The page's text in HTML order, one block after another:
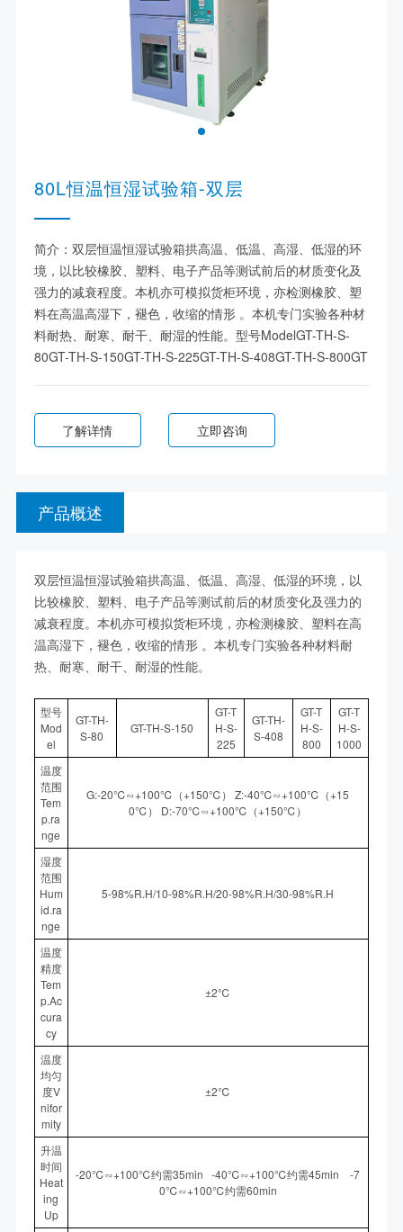
80L恒温恒湿试验箱-双层
简介：双层恒温恒湿试验箱拱高温、低温、高湿、低湿的环
境，以比较橡胶、塑料、电子产品等测试前后的材质变化及
强力的减衰程度。本机亦可模拟货柜环境，亦检测橡胶、塑
料在高温高湿下，褪色，收缩的情形 。本机专门实验各种材
料耐热、耐寒、耐干、耐湿的性能。型号ModelGT-TH-S-
80GT-TH-S-150GT-TH-S-225GT-TH-S-408GT-TH-S-800GT
了解详情 立即咨询
产品概述
双层恒温恒湿试验箱拱高温、低温、高湿、低湿的环境，以
比较橡胶、塑料、电子产品等测试前后的材质变化及强力的
减衰程度。本机亦可模拟货柜环境，亦检测橡胶、塑料在高
温高湿下，褪色，收缩的情形 。本机专门实验各种材料耐
热、耐寒、耐干、耐湿的性能。
型号
Mod
el
GT-TH-
S-80
GT-TH-S-150
GT-T
H-S-
225
GT-TH-
S-408
GT-T
H-S-
800
GT-T
H-S-
1000
温度
范围
Tem
p.ra
nge
G:-20℃∽+100℃（+150℃） Z:-40℃∽+100℃（+15
0℃） D:-70℃∽+100℃（+150℃）
湿度
范围
Hum
id.ra
nge
5-98%R.H/10-98%R.H/20-98%R.H/30-98%R.H
温度
精度
Tem
p.Ac
cura
cy
±2℃
温度
均匀
度V
nifor
mity
±2℃
升温
时间
Heat
ing
Up
-20℃∽+100℃约需35min -40℃∽+100℃约需45min -7
0℃∽+100℃约需60min